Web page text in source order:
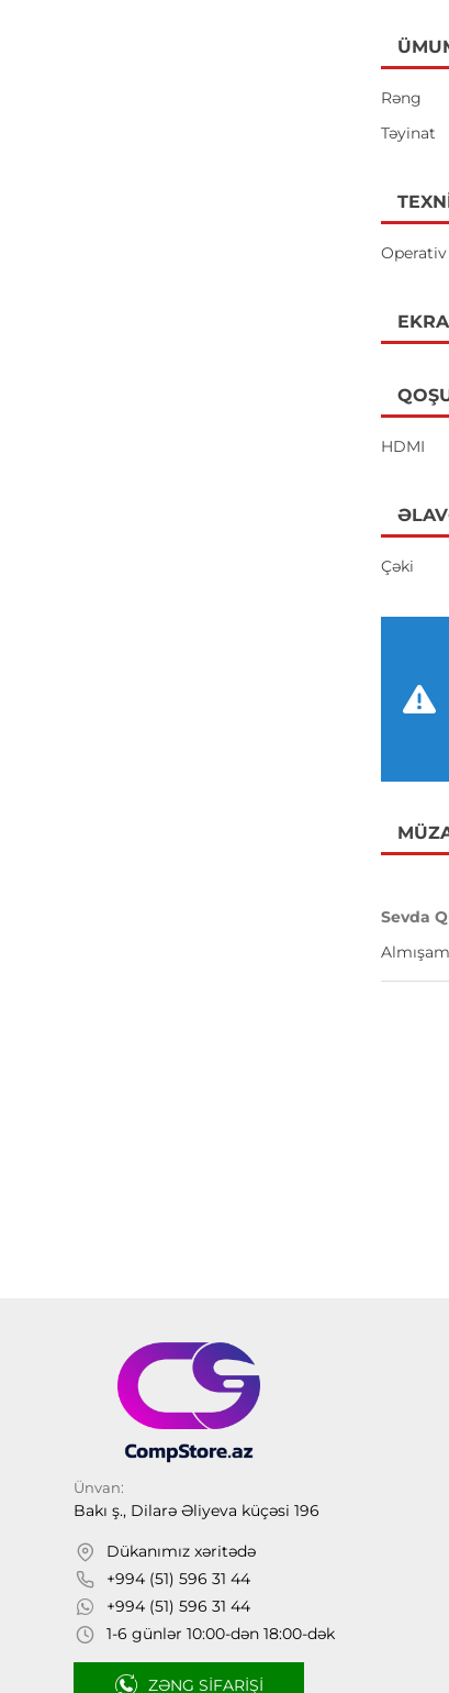
Rəng
Təyinat
Operativ
HDMI
Çəki
Sevda
Ünvan:
Bakı ş., Dilarə Əliyeva küçəsi 196
Dükanımız xəritədə
+994 (51) 596 31 44
+994 (51) 596 31 44
1-6 günlər 10:00-dən 18:00-dək
ZƏNG SIFARIŞI